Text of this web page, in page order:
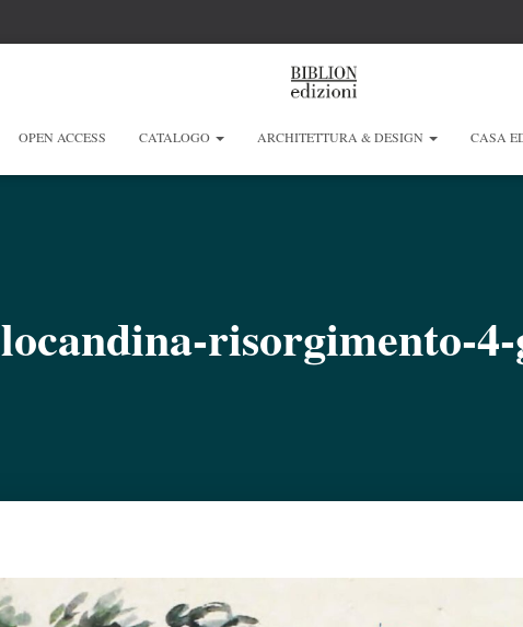
OPEN ACCESS CATALOGO ARCHITETTURA & DESIGN CASA
locandina-risorgimento-